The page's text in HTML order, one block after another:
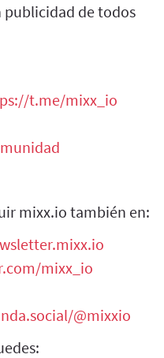
publicidad de todos
t.me/mixx_io
mixx.io también en:
mixx_io
@mixxio